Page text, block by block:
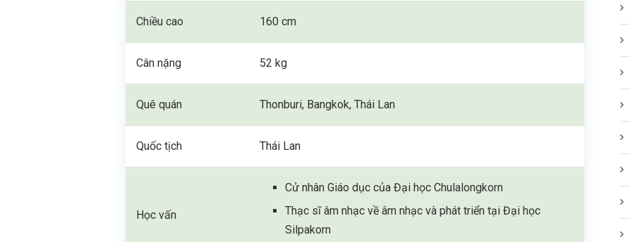
Chiều cao 160 cm
Cân nặng 52 kg
Quê quán Thonburi, Bangkok, Thái Lan
Quốc tịch Thái Lan
Học vấn
Cử nhân Giáo dục của Đại học Chulalongkorn
Thạc sĩ âm nhạc về âm nhạc và phát triển tại Đại học
Silpakorn